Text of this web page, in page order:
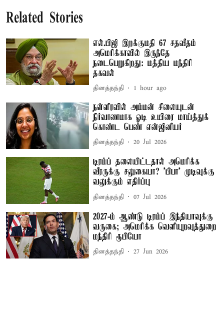
Related Stories
எல்.பிஜி இறக்குமதி 67 சதவீதம்
அமெரிக்காவில் இருந்தே
நடைபெறுகிறது: மத்திய மந்திரி
தகவல்
தினத்தந்தி 1 hour ago
நள்ளிரவில் அம்மன் சிலையுடன்
நிர்வாணமாக ஓடி உயிரை மாய்த்துக்
கொண்ட பெண் என்ஜினீயர்
தினத்தந்தி 20 Jul 2026
டிரம்ப் தலையிட்டதால் அமெரிக்க
வீரருக்கு சலுகையா? 'பிபா' முடிவுக்கு
வலுக்கும் எதிர்ப்பு
தினத்தந்தி 07 Jul 2026
2027-ம் ஆண்டு டிரம்ப் இந்தியாவுக்கு
வருகை; அமெரிக்க வெளியுறவுத்துறை
மந்திரி ரூபியோ
தினத்தந்தி 27 Jun 2026